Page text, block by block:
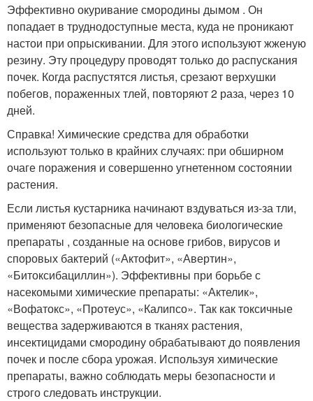
Эффективно окуривание смородины дымом . Он
попадает в труднодоступные места, куда не проникают
настои при опрыскивании. Для этого используют жженую
резину. Эту процедуру проводят только до распускания
почек. Когда распустятся листья, срезают верхушки
побегов, пораженных тлей, повторяют 2 раза, через 10
дней.
Справка! Химические средства для обработки
используют только в крайних случаях: при обширном
очаге поражения и совершенно угнетенном состоянии
растения.
Если листья кустарника начинают вздуваться из-за тли,
применяют безопасные для человека биологические
препараты , созданные на основе грибов, вирусов и
споровых бактерий («Актофит», «Авертин»,
«Битоксибациллин»). Эффективны при борьбе с
насекомыми химические препараты: «Актелик»,
«Вофатокс», «Протеус», «Калипсо». Так как токсичные
вещества задерживаются в тканях растения,
инсектицидами смородину обрабатывают до появления
почек и после сбора урожая. Используя химические
препараты, важно соблюдать меры безопасности и
строго следовать инструкции.